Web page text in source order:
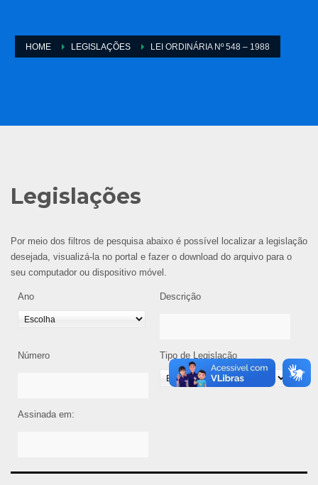
HOME LEGISLAÇÕES LEI ORDINÁRIA Nº 548 – 1988
Legislações
Por meio dos filtros de pesquisa abaixo é possível localizar a legislação
desejada, visualizá-la no portal e fazer o download do arquivo para o
seu computador ou dispositivo móvel.
Ano Descrição
Número Tipo de Legislação
Assinada em: